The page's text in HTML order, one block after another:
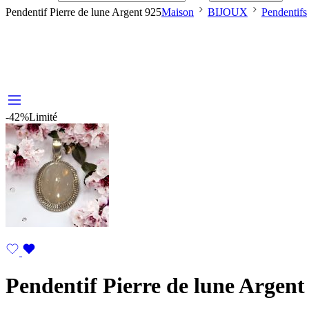
Pendentif Pierre de lune Argent 925Maison BIJOUX Pendentifs
-42%Limité
Pendentif Pierre de lune Argent